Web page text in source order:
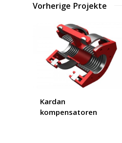
Vorherige Projekte
Kardan
kompensatoren